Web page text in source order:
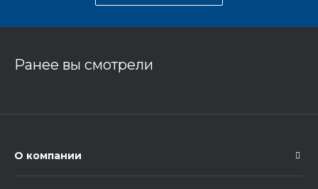
Ранее вы смотрели
О компании